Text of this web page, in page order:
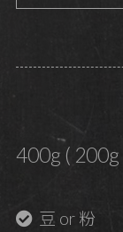
400g ( 200g
豆 or 粉